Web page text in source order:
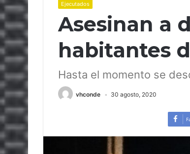
Ejecutados
Asesinan a
habitantes
Hasta el momento se
vhconde 30 agosto, 2020